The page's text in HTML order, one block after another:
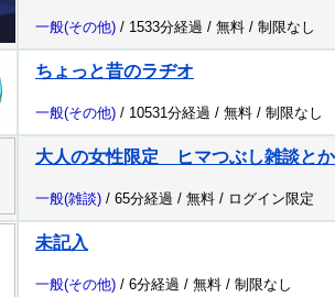
一般(その他) / 1533分経過 / 無料 / 制限なし
ちょっと昔のラヂオ
一般(その他) / 10531分経過 / 無料 / 制限なし
大人の女性限定 ヒマつぶし雑談と
一般(雑談) / 65分経過 / 無料 / ログイン限定
未記入
一般(その他) / 6分経過 / 無料 / 制限なし